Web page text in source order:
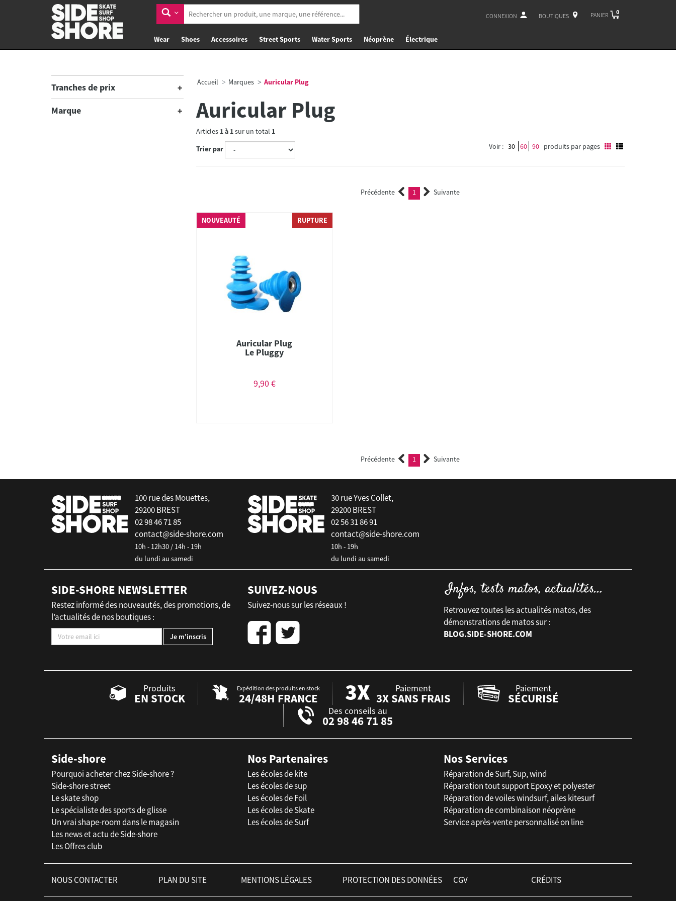
CONNEXION BOUTIQUES PANIER 0
Wear Shoes Accessoires Street Sports Water Sports Néoprène Électrique
Tranches de prix
Marque
Accueil Marques Auricular Plug
Auricular Plug
Articles 1à 1sur un total 1
Trier par
Voir : 30 60 90 produits par pages
Précédente 1 (current)Suivante
NOUVEAUTÉ RUPTURE
Auricular Plug
Le Pluggy
9,90 €
Précédente 1 (current)Suivante
100 rue des Mouettes,
29200 BREST
02 98 46 71 85
contact@side-shore.com
10h - 12h30 / 14h - 19h
du lundi au samedi
30 rue Yves Collet,
29200 BREST
02 56 31 86 91
contact@side-shore.com
10h - 19h
du lundi au samedi
SIDE-SHORE NEWSLETTER
Restez informé des nouveautés, des promotions, de
l’actualités de nos boutiques :
SUIVEZ-NOUS
Suivez-nous sur les réseaux !
Retrouvez toutes les actualités matos, des
démonstrations de matos sur :
BLOG.SIDE-SHORE.COM
Produits
EN STOCK
Expédition des produits en stock
24/48H FRANCE
Paiement
3X SANS FRAIS
Paiement
SÉCURISÉ
Des conseils au
02 98 46 71 85
Side-shore
Pourquoi acheter chez Side-shore ?
Side-shore street
Le skate shop
Le spécialiste des sports de glisse
Un vrai shape-room dans le magasin
Les news et actu de Side-shore
Les Offres club
Nos Partenaires
Les écoles de kite
Les écoles de sup
Les écoles de Foil
Les écoles de Skate
Les écoles de Surf
Nos Services
Réparation de Surf, Sup, wind
Réparation tout support Epoxy et polyester
Réparation de voiles windsurf, ailes kitesurf
Réparation de combinaison néoprène
Service après-vente personnalisé on line
NOUS CONTACTER PLAN DU SITE MENTIONS LÉGALES PROTECTION DES DONNÉES CGV CRÉDITS